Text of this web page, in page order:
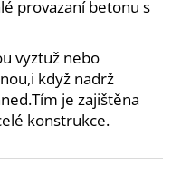
provazaní betonu s
vyztuž nebo
když nadrž
je zajištěna
konstrukce.